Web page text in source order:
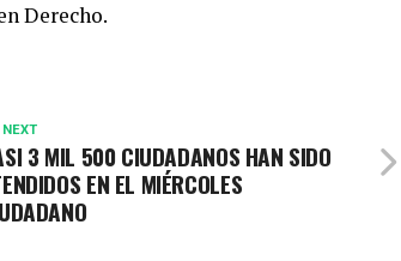
Derecho.
3 MIL 500 CIUDADANOS HAN SIDO
EN EL MIÉRCOLES